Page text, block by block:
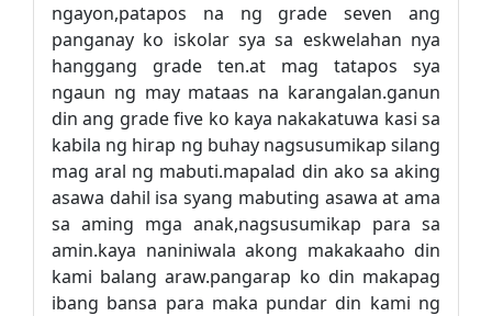
ngayon,patapos na ng grade seven ang
panganay ko iskolar sya sa eskwelahan nya
hanggang grade ten.at mag tatapos sya
ngaun ng may mataas na karangalan.ganun
din ang grade five ko kaya nakakatuwa kasi sa
kabila ng hirap ng buhay nagsusumikap silang
mag aral ng mabuti.mapalad din ako sa aking
asawa dahil isa syang mabuting asawa at ama
sa aming mga anak,nagsusumikap para sa
amin.kaya naniniwala akong makakaaho din
kami balang araw.pangarap ko din makapag
ibang bansa para maka pundar din kami ng